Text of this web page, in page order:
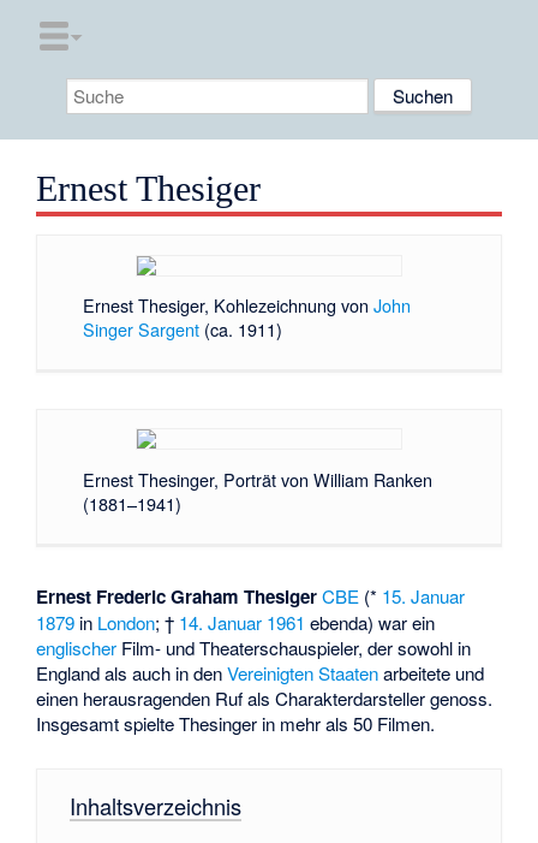
Ernest Thesiger
Ernest Thesiger, Kohlezeichnung von John
Singer Sargent(ca. 1911)
Ernest Thesinger, Porträt von William Ranken
(1881–1941)
Ernest Frederic Graham Thesiger CBE (* 15. Januar
1879 in London; † 14. Januar 1961 ebenda) war ein
englischer Film- und Theaterschauspieler, der sowohl in
England als auch in denVereinigten Staatenarbeitete und
einen herausragenden Ruf als Charakterdarsteller genoss.
Insgesamt spielte Thesinger in mehr als 50 Filmen.
Inhaltsverzeichnis